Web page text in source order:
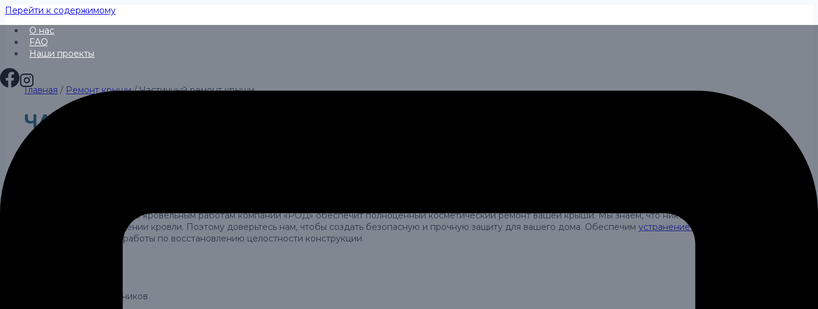
Перейти к содержимому
О нас
FAQ
Наши проекты
Главная / Ремонт крыши/Частичный ремонт крыши
ЧАСТИЧНЫЙ РЕМОНТ КРЫШИ
Команда специалистов по кровельным работам компании «РОД» обеспечит полноценный косметический ремонт вашей крыши. Мы знаем, что никто не хочет думать о
протекании и повреждении кровли. Поэтому доверьтесь нам, чтобы создать безопасную и прочную защиту для вашего дома. Обеспечим устранение протекания кровли
или проведем другие работы по восстановлению целостности конструкции.
Работаем без посредников